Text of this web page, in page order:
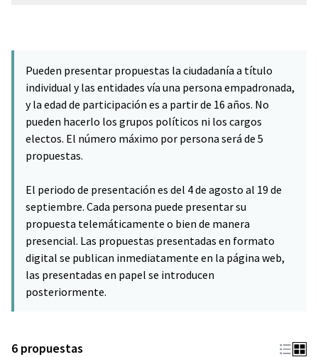
Pueden presentar propuestas la ciudadanía a título
individual y las entidades vía una persona empadronada,
y la edad de participación es a partir de 16 años. No
pueden hacerlo los grupos políticos ni los cargos
electos. El número máximo por persona será de 5
propuestas.
El periodo de presentación es del 4 de agosto al 19 de
septiembre. Cada persona puede presentar su
propuesta telemáticamente o bien de manera
presencial. Las propuestas presentadas en formato
digital se publican inmediatamente en la página web,
las presentadas en papel se introducen
posteriormente.
6 propuestas